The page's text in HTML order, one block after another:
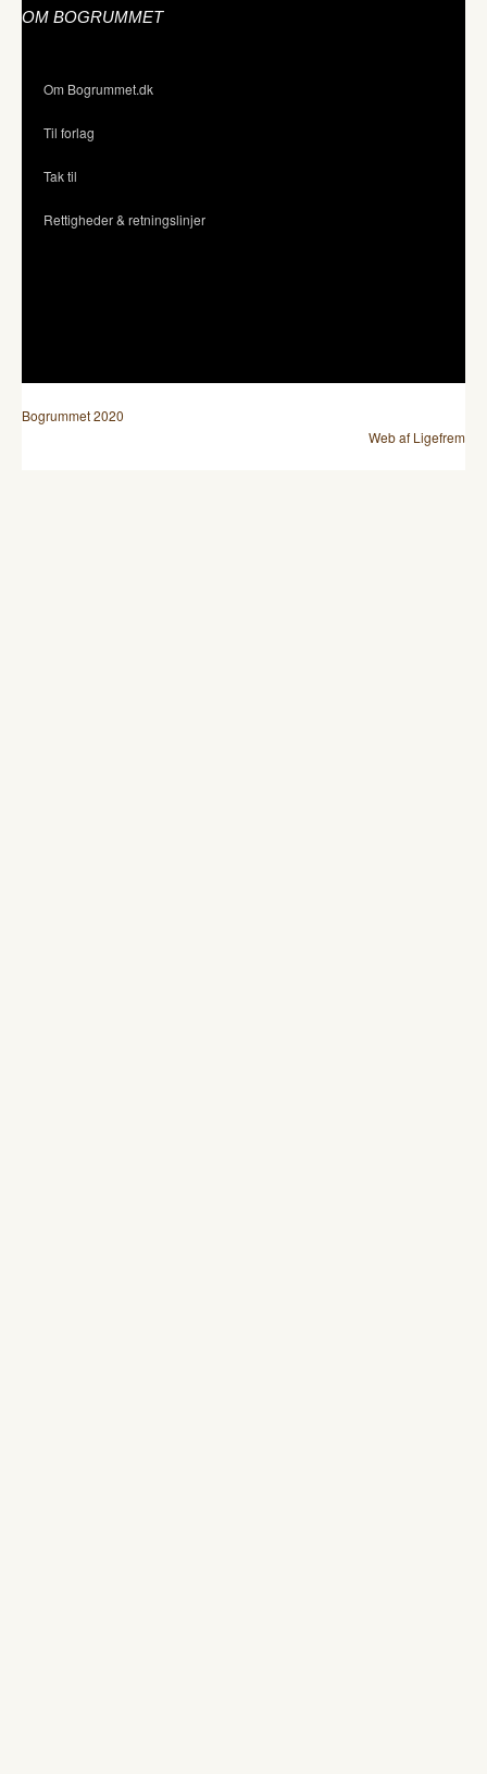
OM BOGRUMMET
Om Bogrummet.dk
Til forlag
Tak til
Rettigheder & retningslinjer
Bogrummet 2020
Web af Ligefrem